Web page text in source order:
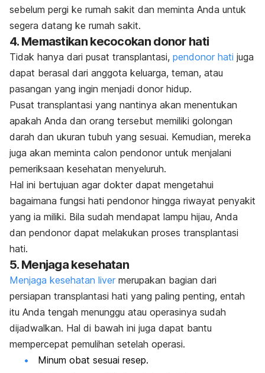
sebelum pergi ke rumah sakit dan meminta Anda untuk
segera datang ke rumah sakit.
4. Memastikan kecocokan donor hati
Tidak hanya dari pusat transplantasi, pendonor hati juga
dapat berasal dari anggota keluarga, teman, atau
pasangan yang ingin menjadi donor hidup.
Pusat transplantasi yang nantinya akan menentukan
apakah Anda dan orang tersebut memiliki golongan
darah dan ukuran tubuh yang sesuai. Kemudian, mereka
juga akan meminta calon pendonor untuk menjalani
pemeriksaan kesehatan menyeluruh.
Hal ini bertujuan agar dokter dapat mengetahui
bagaimana fungsi hati pendonor hingga riwayat penyakit
yang ia miliki. Bila sudah mendapat lampu hijau, Anda
dan pendonor dapat melakukan proses transplantasi
hati.
5. Menjaga kesehatan
Menjaga kesehatan liver merupakan bagian dari
persiapan transplantasi hati yang paling penting, entah
itu Anda tengah menunggu atau operasinya sudah
dijadwalkan. Hal di bawah ini juga dapat bantu
mempercepat pemulihan setelah operasi.
Minum obat sesuai resep.